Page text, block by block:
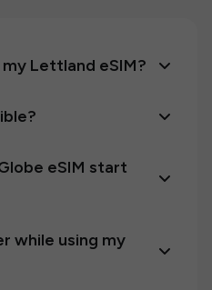
Lettland eSIM?
eSIM start
while using my